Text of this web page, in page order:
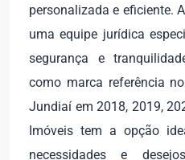
personalizada e eficiente.
uma equipe jurídica
segurança e
como marca referência
Jundiaí em 2018, 2019,
Imóveis tem a opção
necessidades e